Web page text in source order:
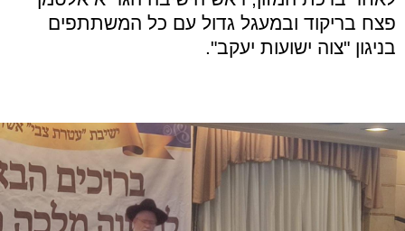
פצח בריקוד ובמעגל גדול עם כל המשתתפים
בניגון "צוה ישועות יעקב".